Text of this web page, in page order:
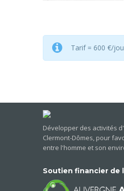
Tarif = 600 €/
Développer des activités
Clermont-Dômes, pour
entre l'homme et son
Soutien financier de